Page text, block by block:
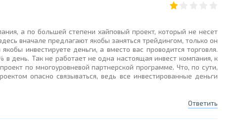
а по большей степени хайповый проект, который не несет
вначале предлагают якобы заняться трейдингом, только он
инвестируете деньги, а вместо вас проводится торговля.
день. Так не работает не одна настоящая инвест компания, к
по многоуровневой партнерской программе. Что, по сути,
опасно связываться, ведь все инвестированные деньги
Ответить